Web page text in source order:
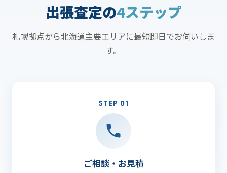
出張査定の4ステップ
札幌拠点から北海道主要エリアに最短即日でお伺いしま
す。
STEP 01
ご相談・お見積